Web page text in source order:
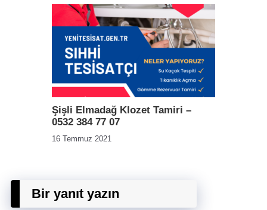
Şişli Elmadağ Klozet Tamiri –
0532 384 77 07
16 Temmuz 2021
Bir yanıt yazın